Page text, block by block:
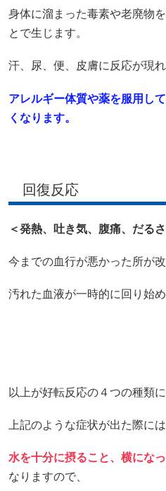
身体に溜まった毒素や老廃物
とで生じます。
汗、尿、便、皮膚に反応が現れ
アレルギー体質や薬を服用し
くなります。
回復反応
＜発熱、吐き気、腹痛、だる
今までの血行が悪かった所が改
汚れた血液が一時的に回り始
以上が好転反応の４つの種類に
上記のような症状が出た際に
水を十分に摂ること、横にな
なりますので、